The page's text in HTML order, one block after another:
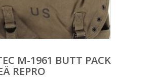
M-1961 BUTT PACK
REPRO